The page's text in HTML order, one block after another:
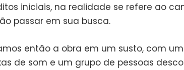
iniciais, na realidade se refere ao
passar em sua busca.
então a obra em um susto, com
de som e um grupo de pessoas